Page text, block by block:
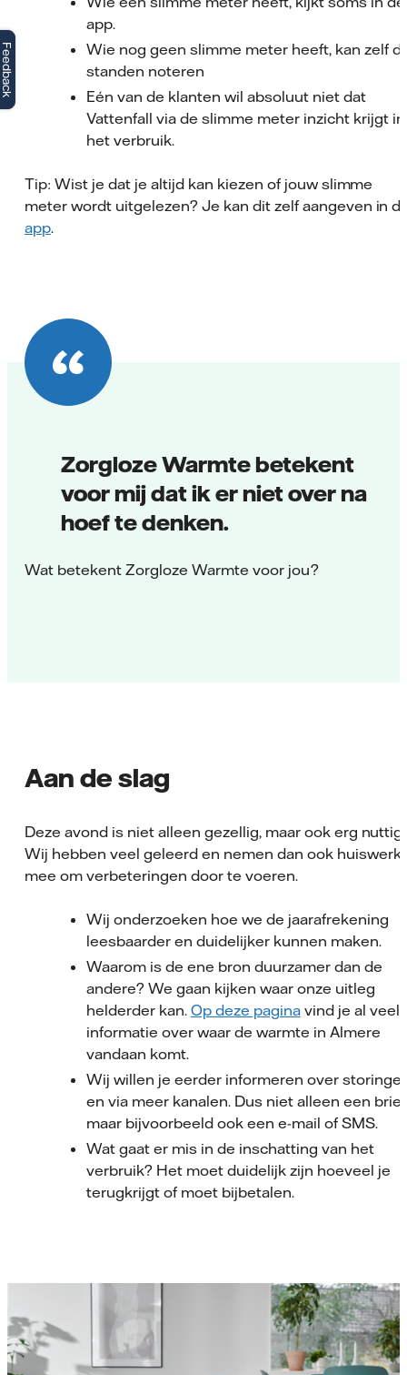
app.
Wie nog geen slimme meter heeft, kan zelf
standen noteren
Eén van de klanten wil absoluut niet dat
Vattenfall via de slimme meter inzicht krijgt in
het verbruik.
Tip: Wist je dat je altijd kan kiezen of jouw slimme
meter wordt uitgelezen? Je kan dit zelf aangeven in
app.
Zorgloze Warmte betekent
voor mij dat ik er niet over na
hoef te denken.
Wat betekent Zorgloze Warmte voor jou?
Aan de slag
Deze avond is niet alleen gezellig, maar ook erg nuttig.
Wij hebben veel geleerd en nemen dan ook huiswerk
mee om verbeteringen door te voeren.
Wij onderzoeken hoe we de jaarafrekening
leesbaarder en duidelijker kunnen maken.
Waarom is de ene bron duurzamer dan de
andere? We gaan kijken waar onze uitleg
helderder kan. Op deze paginavind je al veel
informatie over waar de warmte in Almere
vandaan komt.
Wij willen je eerder informeren over
en via meer kanalen. Dus niet alleen een
maar bijvoorbeeld ook een e-mail of SMS.
Wat gaat er mis in de inschatting van het
verbruik? Het moet duidelijk zijn hoeveel je
terugkrijgt of moet bijbetalen.
Feedback